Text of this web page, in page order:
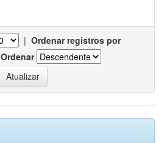
| Ordenar registros por
Ordenar